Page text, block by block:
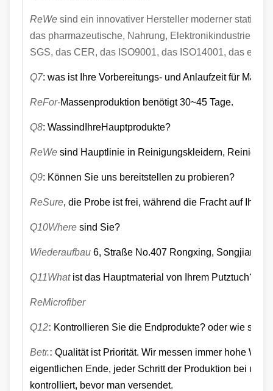
ReWe sind ein innovativer Hersteller moderner
das pharmazeutische, Nahrung, Elektronikindustrien
SGS, das CER, das ISO9001, das ISO14001, das etc.
Q7: was ist Ihre Vorbereitungs- und Anlaufzeit für
ReFor-Massenproduktion benötigt 30~45 Tage.
Q8: WassindIhreHauptprodukte?
ReWe sind Hauptlinie in Reinigungskleidern,
Q9: Können Sie uns bereitstellen zu probieren?
ReSure, die Probe ist frei, während die Fracht auf Ihrem
Q10Where sind Sie?
Wiederaufbau 6, Straße No.407 Rongxing, Songjiang
Q11What ist das Hauptmaterial von Ihrem Putztuch?
ReMicrofiber
Q12: Kontrollieren Sie die Endprodukte? oder wie
Betr.: Qualität ist Priorität. Wir messen immer hohe
eigentlichen Ende, jeder Schritt der Produktion bei und
kontrolliert, bevor man versendet.